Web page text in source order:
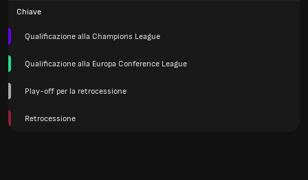
Chiave
Qualificazione alla Champions League
Qualificazione alla Europa Conference League
Play-off per la retrocessione
Retrocessione